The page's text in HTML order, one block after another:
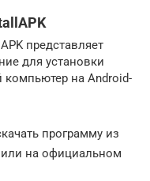
представляет
для установки
на Android-
программу из
или на официальном